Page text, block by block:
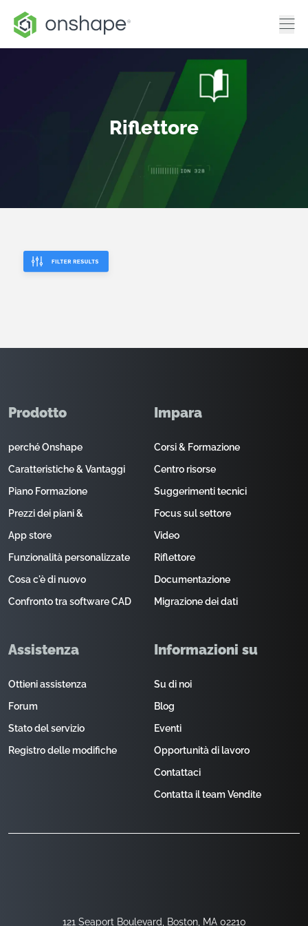
Riflettore
121 Seaport Boulevard, Boston, MA 02210
Prodotto
perché Onshape
Caratteristiche & Vantaggi
Piano Formazione
Prezzi dei piani &
App store
Funzionalità personalizzate
Cosa c'è di nuovo
Confronto tra software CAD
Impara
Corsi & Formazione
Centro risorse
Suggerimenti tecnici
Focus sul settore
Video
Riflettore
Documentazione
Migrazione dei dati
Assistenza
Ottieni assistenza
Forum
Stato del servizio
Registro delle modifiche
Informazioni su
Su di noi
Blog
Eventi
Opportunità di lavoro
Contattaci
Contatta il team Vendite